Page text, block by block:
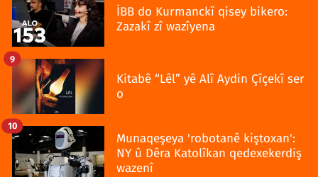
İBB do Kurmanckî qisey bikero:
Zazakî zî wazîyena
Kitabê “Lêl” yê Alî Aydin Çîçekî ser
o
9
Munaqeşeya 'robotanê kiştoxan':
NY û Dêra Katolîkan qedexekerdiş
wazenî
10